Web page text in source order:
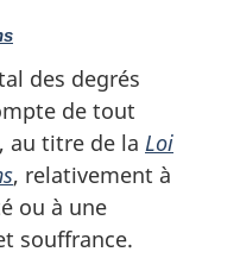
des degrés
de tout
au titre de la Loi
, relativement à
ou à une
souffrance.